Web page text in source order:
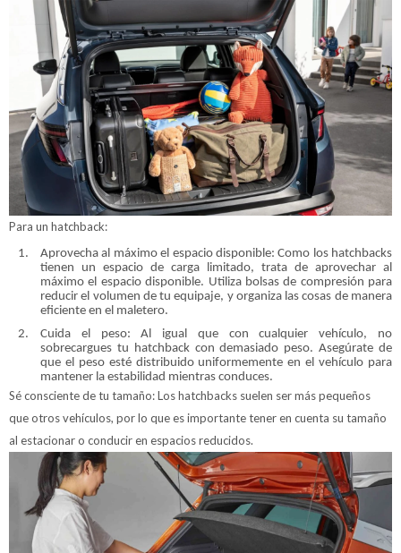
Para un hatchback:
Aprovecha al máximo el espacio disponible: Como los hatchbacks
tienen un espacio de carga limitado, trata de aprovechar al
máximo el espacio disponible. Utiliza bolsas de compresión para
reducir el volumen de tu equipaje, y organiza las cosas de manera
eficiente en el maletero.
Cuida el peso: Al igual que con cualquier vehículo, no
sobrecargues tu hatchback con demasiado peso. Asegúrate de
que el peso esté distribuido uniformemente en el vehículo para
mantener la estabilidad mientras conduces.
Sé consciente de tu tamaño: Los hatchbacks suelen ser más pequeños
que otros vehículos, por lo que es importante tener en cuenta su tamaño
al estacionar o conducir en espacios reducidos.